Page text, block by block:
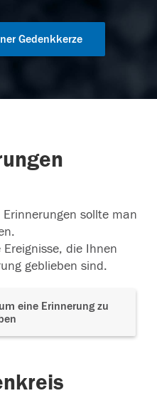
Gedenkkerze
sollte man
die Ihnen
geblieben sind.
eine Erinnerung zu